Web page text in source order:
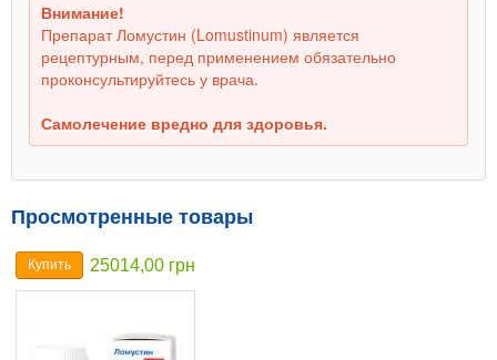
Внимание!
Препарат Ломустин (Lomustinum) является
рецептурным, перед применением обязательно
проконсультируйтесь у врача.
Самолечение вредно для здоровья.
Просмотренные товары
Купить 25014,00 грн